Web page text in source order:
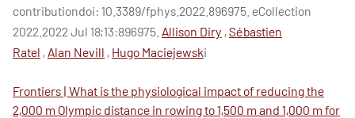
contributiondoi: 10.3389/fphys.2022.896975. eCollection
2022.2022 Jul 18;13:896975. Allison Diry ,Sébastien
Ratel ,Alan Nevill , Hugo Maciejewski
Frontiers | What is the physiological impact of reducing the
2,000 m Olympic distance in rowing to 1,500 m and 1,000 m for